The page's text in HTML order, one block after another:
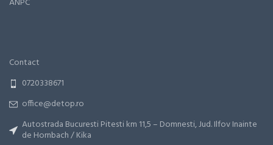
Contact
0720338671
office@detop.ro
Autostrada Bucuresti Pitesti km 11,5 – Domnesti, Jud. Ilfov Inainte
de Hornbach / Kika